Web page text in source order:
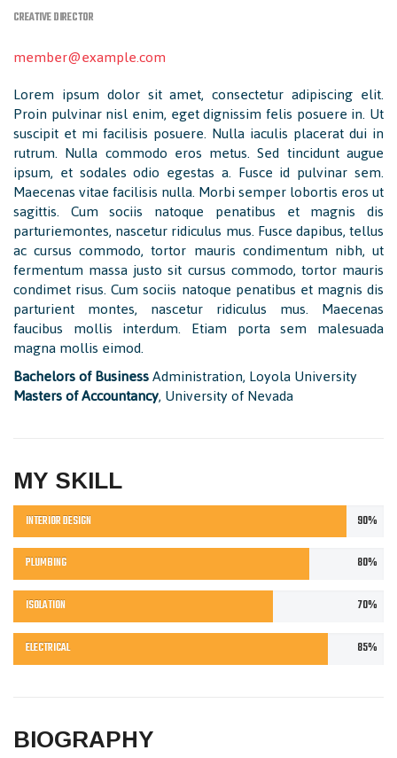
CREATIVE DIRECTOR
member@example.com
Lorem ipsum dolor sit amet, consectetur adipiscing elit.
Proin pulvinar nisl enim, eget dignissim felis posuere in. Ut
suscipit et mi facilisis posuere. Nulla iaculis placerat dui in
rutrum. Nulla commodo eros metus. Sed tincidunt augue
ipsum, et sodales odio egestas a. Fusce id pulvinar sem.
Maecenas vitae facilisis nulla. Morbi semper lobortis eros ut
sagittis. Cum sociis natoque penatibus et magnis dis
parturiemontes, nascetur ridiculus mus. Fusce dapibus, tellus
ac cursus commodo, tortor mauris condimentum nibh, ut
fermentum massa justo sit cursus commodo, tortor mauris
condimet risus. Cum sociis natoque penatibus et magnis dis
parturient montes, nascetur ridiculus mus. Maecenas
faucibus mollis interdum. Etiam porta sem malesuada
magna mollis eimod.
Bachelors of BusinessAdministration, Loyola University
Masters of Accountancy, University of Nevada
MY SKILL
INTERIOR DESIGN 90%
PLUMBING 80%
ISOLATION 70%
ELECTRICAL 85%
BIOGRAPHY